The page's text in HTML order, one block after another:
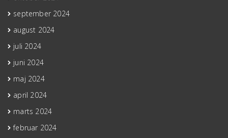
september 2024
august 2024
juli 2024
juni 2024
maj 2024
april 2024
marts 2024
februar 2024